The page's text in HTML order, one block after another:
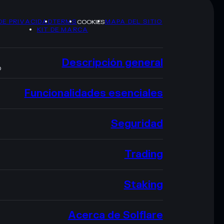
PRIVACIDADTERMSCOOKIESMAPA DEL SITIO
KIT DE MARCA
Descripción general
Funcionalidades esenciales
Seguridad
Trading
Staking
Acerca de Solflare